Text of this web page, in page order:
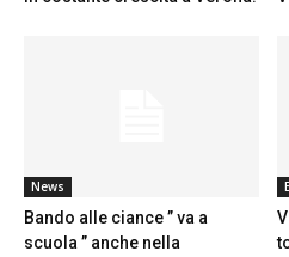
News
Bando alle ciance ” va a
scuola ” anche nella